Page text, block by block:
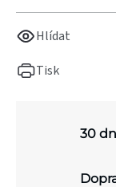
Tisk
Hlídat
30